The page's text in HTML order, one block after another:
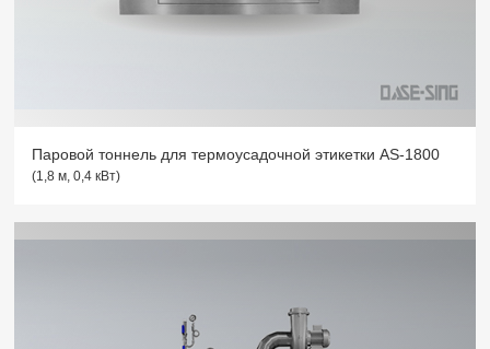
Паровой тоннель для термоусадочной этикетки AS-1800
(1,8 м, 0,4 кВт)